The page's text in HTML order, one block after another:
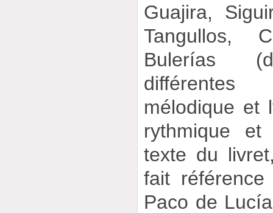
Guajira,
Tangullos,
Bulerías
mélodique et
rythmique
texte du
fait
Paco de